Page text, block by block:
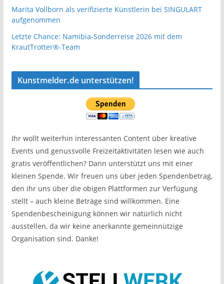
Marita Vollborn als verifizierte Künstlerin bei SINGULART
aufgenommen
Letzte Chance: Namibia-Sonderreise 2026 mit dem
KrautTrotter®-Team
Kunstmelder.de unterstützen!
Ihr wollt weiterhin interessanten Content über kreative
Events und genussvolle Freizeitaktivitäten lesen wie auch
gratis veröffentlichen? Dann unterstützt uns mit einer
kleinen Spende. Wir freuen uns über jeden Spendenbetrag,
den ihr uns über die obigen Plattformen zur Verfügung
stellt – auch kleine Beträge sind willkommen. Eine
Spendenbescheinigung können wir natürlich nicht
ausstellen, da wir keine anerkannte gemeinnützige
Organisation sind. Danke!